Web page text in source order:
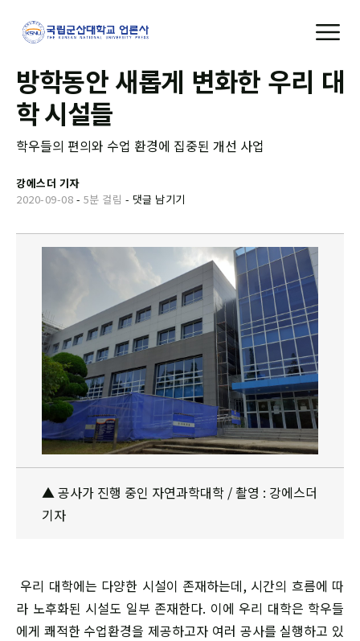
방학동안 새롭게 변화한 우리 대
학 시설들
학우들의 편의와 수업 환경에 집중된 개선 사업
강에스더 기자
2020-09-08 - 5분 걸림 - 댓글 남기기
▲ 공사가 진행 중인 자연과학대학 / 촬영 : 강에스더
기자
우리 대학에는 다양한 시설이 존재하는데, 시간의 흐름에 따
라 노후화된 시설도 일부 존재한다. 이에 우리 대학은 학우들
에게 쾌적한 수업환경을 제공하고자 여러 공사를 실행하고 있